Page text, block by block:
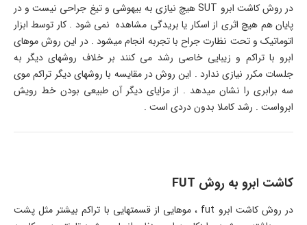
در روش کاشت ابرو SUT هیچ نیازی به بیهوشی و تیغ جراحی نیست و در
پایان هم هیچ اثری از اسکار یا بریدگی مشاهده نمی شود . کار توسط ابزار
اتوماتیک و تحت نظارت جراح با تجربه انجام میشود . در این روش موهای
ابرو با تراکم و زیبایی خاصی رشد می کنند بر خلاف روشهای دیگر به
جلسات مکرر نیازی ندارد . این روش در مقایسه با روشهای دیگر تراکم موی
سه برابری را نشان میدهد . از مزایای دیگر آن طبیعی بودن خط رویش
ابرواست . رشد کاملا بدون دردی است .
کاشت ابرو به روش FUT
در روش کاشت ابرو fut ، موهایی از قسمتهایی با تراکم بیشتر مثل پشت